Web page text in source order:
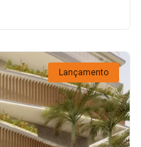
Lançamento